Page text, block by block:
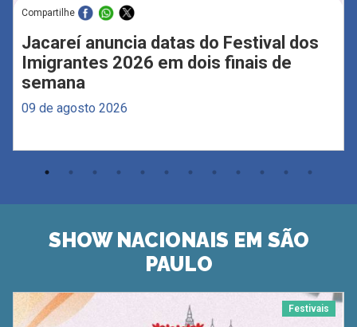
Compartilhe
Jacareí anuncia datas do Festival dos
Imigrantes 2026 em dois finais de
semana
09 de agosto 2026
SHOW NACIONAIS EM SÃO
PAULO
Festivais